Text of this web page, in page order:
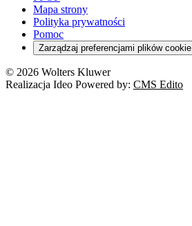
Mapa strony
Polityka prywatności
Pomoc
Zarządzaj preferencjami plików cookie
© 2026 Wolters Kluwer
Realizacja Ideo Powered by: CMS Edito